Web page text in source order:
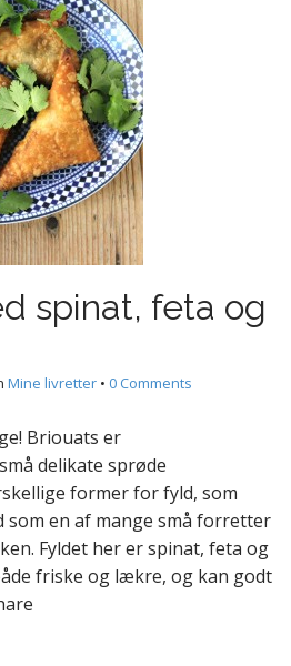
spinat, feta og
Mine livretter • 0 Comments
Briouats er
delikate sprøde
former for fyld, som
en af mange små forretter
Fyldet her er spinat, feta og
friske og lækre, og kan godt